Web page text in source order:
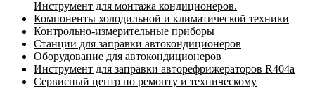
Инструмент для монтажа кондиционеров.
Компоненты холодильной и климатической техники
Контрольно-измерительные приборы
Станции для заправки автокондиционеров
Оборудование для автокондиционеров
Инструмент для заправки авторефрижераторов R404a
Сервисный центр по ремонту и техническому